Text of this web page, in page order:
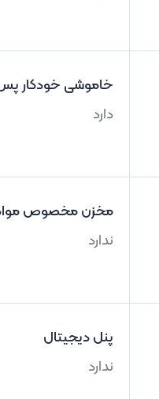
خاموشی خودکار
دارد
مخزن مخصوص مواد
ندارد
پنل دیجیتال
ندارد